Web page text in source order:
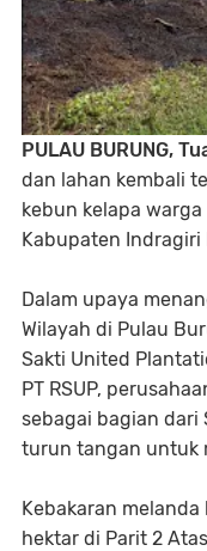
PULAU BURUNG,
dan lahan kembali
kebun kelapa
Kabupaten Indragiri
Dalam upaya
Wilayah di Pulau
Sakti United
PT RSUP,
sebagai bagian dari
turun tangan untuk
Kebakaran melanda
hektar di Parit 2